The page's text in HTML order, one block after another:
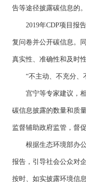
告等途径披露碳信息的。
2019年CDP项目报
复问卷并公开碳信息。
真实性、准确性和及时性
“不主动、不充分、
宫宁等专家建议，
碳信息披露的数量和质
监督辅助政府监管，督
根据生态环境部办
报告，引导社会公众对
按时、如实披露环境信